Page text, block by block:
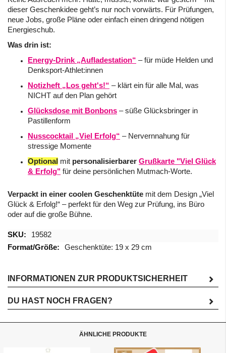
dieser Geschenkidee geht’s nur noch vorwärts. Für Prüfungen,
neue Jobs, große Pläne oder einfach einen dringend nötigen
Energieschub.
Was drin ist:
Energy-Drink „Aufladestation“ – für müde Helden und
Denksport-Athlet:innen
Notizheft „Los geht's!“ – klärt ein für alle Mal, was
NICHT auf den Plan gehört
Glücksdose mit Bonbons – süße Glücksbringer in
Pastillenform
Nusscocktail „Viel Erfolg“ – Nervernnahung für
stressige Momente
Optional mit personalisierbarer Grußkarte "Viel Glück
& Erfolg" für deine persönlichen Mutmach-Worte.
Verpackt in einer coolen Geschenktüte mit dem Design „Viel
Glück & Erfolg!“ – perfekt für den Weg zur Prüfung, ins Büro
oder auf die große Bühne.
Mehr
Informationen
19582
Geschenktüte: 19 x 29 cm
INFORMATIONEN ZUR PRODUKTSICHERHEIT
DU HAST NOCH FRAGEN?
ÄHNLICHE PRODUKTE